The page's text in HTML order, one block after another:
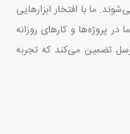
ما با افتخار ابزارهایی
در پروژه‌ها و کارهای روزانه
تضمین می‌کند که تجربه